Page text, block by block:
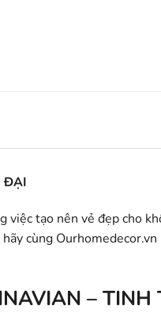
ĐẠI
tạo nên vẻ đẹp cho
cùng
–